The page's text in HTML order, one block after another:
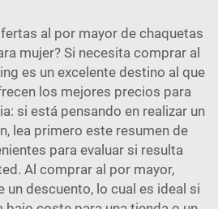
al por mayor de chaquetas
mujer? Si necesita comprar al
es un excelente destino al que
los mejores precios para
si está pensando en realizar un
lea primero este resumen de
para evaluar si resulta
Al comprar al por mayor,
un descuento, lo cual es ideal si